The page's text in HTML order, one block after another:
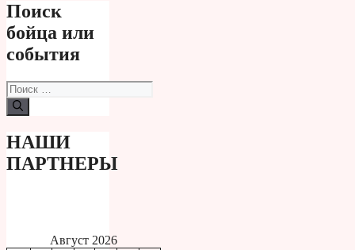
Поиск
бойца или
события
Поиск:
НАШИ
ПАРТНЕРЫ
Август 2026